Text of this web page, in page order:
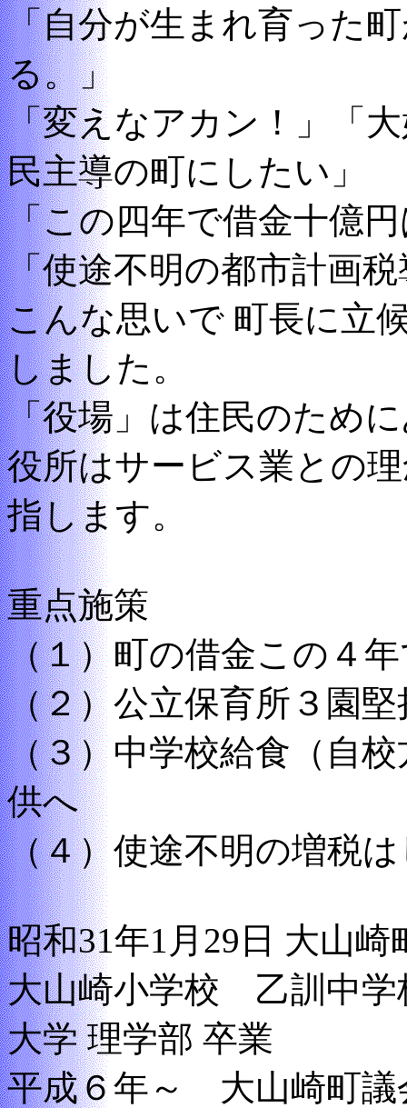
「自分が生まれ育った
る。」
「変えなアカン！」「
民主導の町にしたい」
「この四年で借金十億
「使途不明の都市計画
こんな思いで 町長に立
しました。
「役場」は住民のため
役所はサービス業との
指します。
重点施策
（１）町の借金この４
（２）公立保育所３園
（３）中学校給食（自
供へ
（４）使途不明の増税
昭和31年1月29日 大山崎
大山崎小学校 乙訓中
大学 理学部 卒業
平成６年～ 大山崎町